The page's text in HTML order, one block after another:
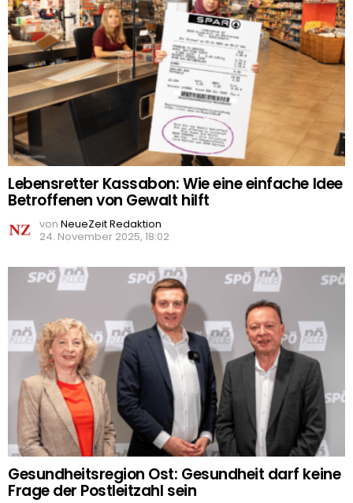
Lebensretter Kassabon: Wie eine einfache Idee
Betroffenen von Gewalt hilft
von NeueZeit Redaktion
24. November 2025, 18:02
Gesundheitsregion Ost: Gesundheit darf keine
Frage der Postleitzahl sein